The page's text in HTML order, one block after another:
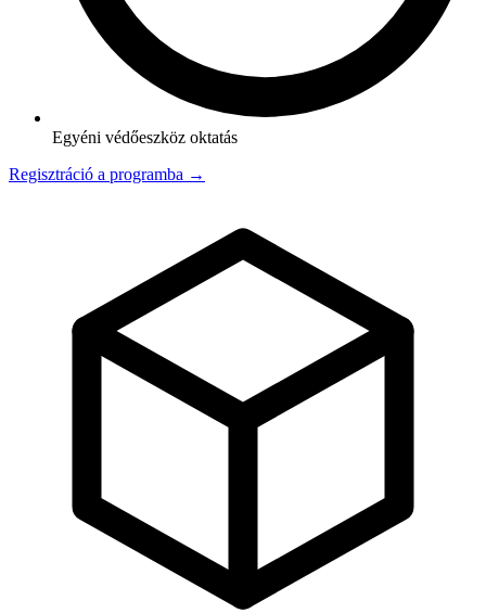
Egyéni védőeszköz oktatás
Regisztráció a programba →